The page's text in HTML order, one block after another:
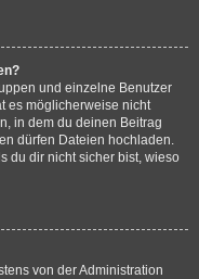
und einzelne Benutzer
es möglicherweise nicht
in dem du deinen Beitrag
dürfen Dateien hochladen.
du dir nicht sicher bist, wieso
von der Administration